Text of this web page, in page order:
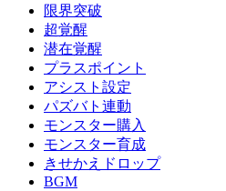
限界突破
超覚醒
潜在覚醒
プラスポイント
アシスト設定
パズバト連動
モンスター購入
モンスター育成
きせかえドロップ
BGM